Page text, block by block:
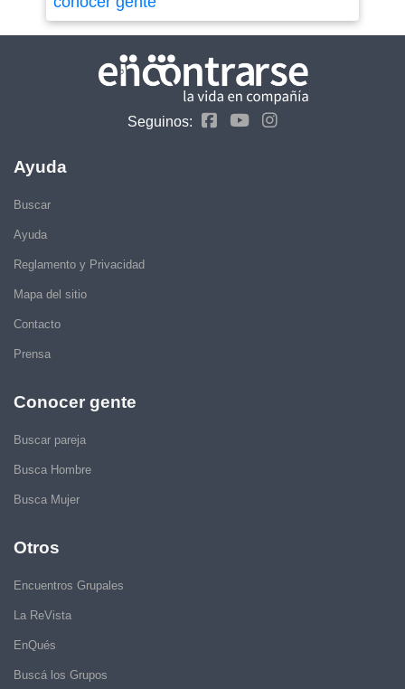
Seguinos:
Ayuda
Buscar
Ayuda
Reglamento y Privacidad
Mapa del sitio
Contacto
Prensa
Conocer gente
Buscar pareja
Busca Hombre
Busca Mujer
Otros
Encuentros Grupales
La ReVista
EnQués
Buscá los Grupos